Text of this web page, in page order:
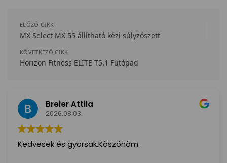
ELŐZŐ CIKK
MX Select MX 55 állítható kézi súlyzószett
KÖVETKEZŐ CIKK
Horizon Fitness ELITE T5.1 Futópad
Éva Hordósné
2026.08.02.
Nagyon Szuper! Amit rendeltem,2 nap és már